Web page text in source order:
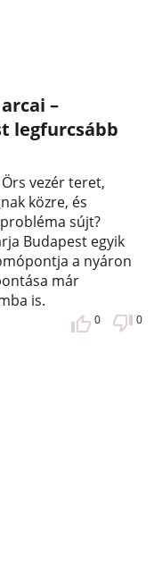
–
legfurcsább
vezér teret,
közre, és
sújt?
Budapest egyik
a nyáron
már
is.
0 0